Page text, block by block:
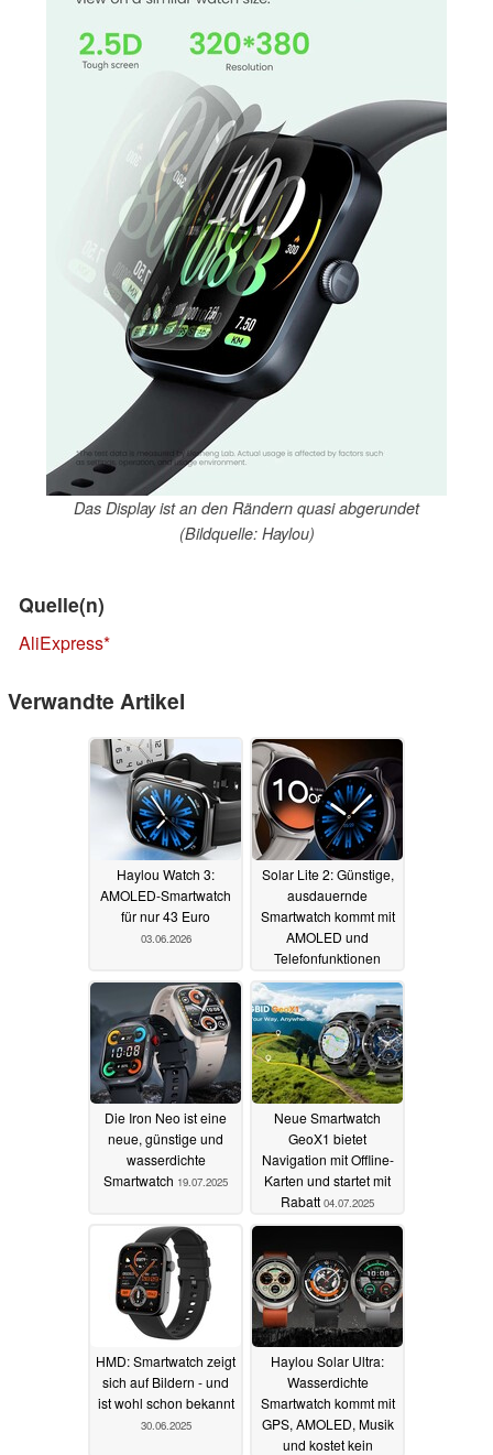
Das Display ist an den Rändern quasi abgerundet
(Bildquelle: Haylou)
Quelle(n)
AliExpress
Verwandte Artikel
Haylou Watch 3:
AMOLED-Smartwatch
für nur 43 Euro
03.06.2026
Solar Lite 2: Günstige,
ausdauernde
Smartwatch kommt mit
AMOLED und
Telefonfunktionen
15.01.2026
Die Iron Neo ist eine
neue, günstige und
wasserdichte
Smartwatch 19.07.2025
Neue Smartwatch
GeoX1 bietet
Navigation mit Offline-
Karten und startet mit
Rabatt 04.07.2025
HMD: Smartwatch zeigt
sich auf Bildern - und
ist wohl schon bekannt
30.06.2025
Haylou Solar Ultra:
Wasserdichte
Smartwatch kommt mit
GPS, AMOLED, Musik
und kostet kein